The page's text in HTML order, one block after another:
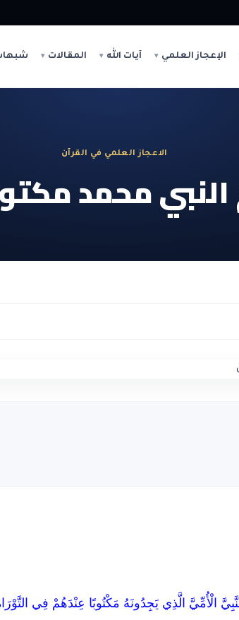
الإعجاز العلمي آيات الله المقالات
الاعجاز العلمي في القرآن
محمد
الْأُمِّيَّ الَّذِي يَجِدُونَهُ مَكْتُوبًا عِنْدَهُمْ فِي